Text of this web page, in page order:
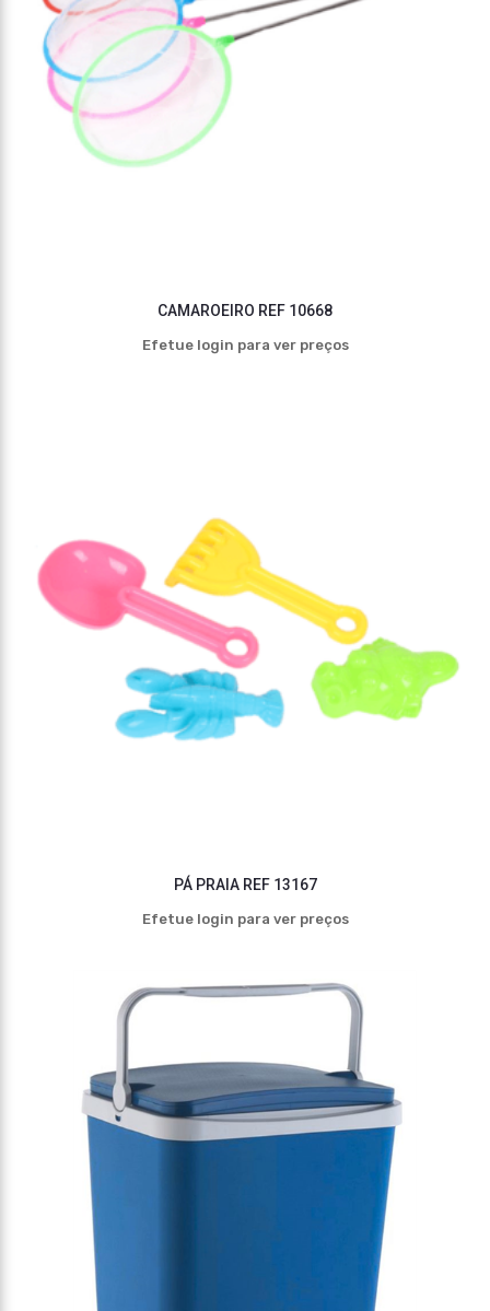
CAMAROEIRO REF 10668
Efetue login para ver preços
PÁ PRAIA REF 13167
Efetue login para ver preços